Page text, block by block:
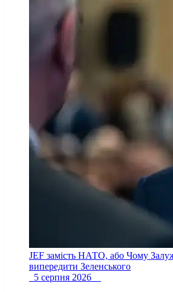
JEF замість НАТО, або Чому
випередити Зеленського
5 серпня 2026